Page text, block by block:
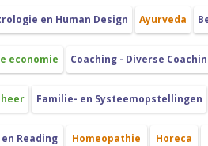
en Human Design Ayurveda
economie Coaching - Diverse
Familie- en Systeemopstellingen
Reading Homeopathie Horeca